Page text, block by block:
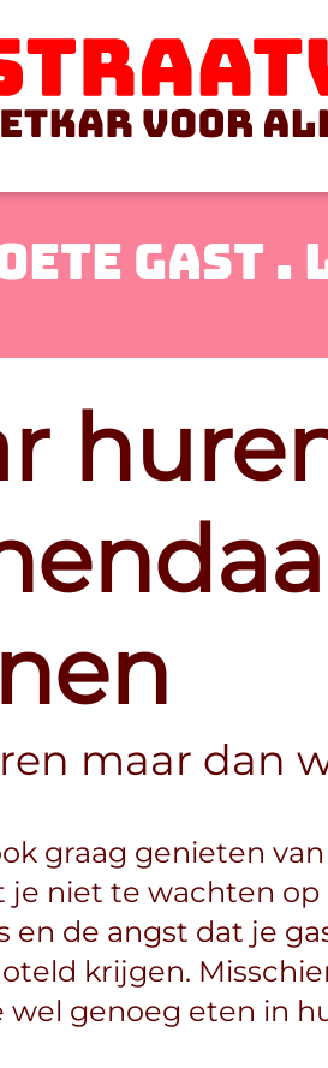
GAST .
maar dan
graag genieten
je niet te wachten op
en de angst dat je
krijgen.
genoeg eten in